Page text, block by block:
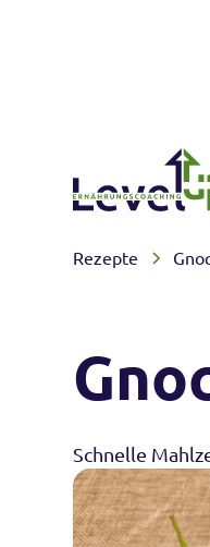
Rezepte
Schnelle